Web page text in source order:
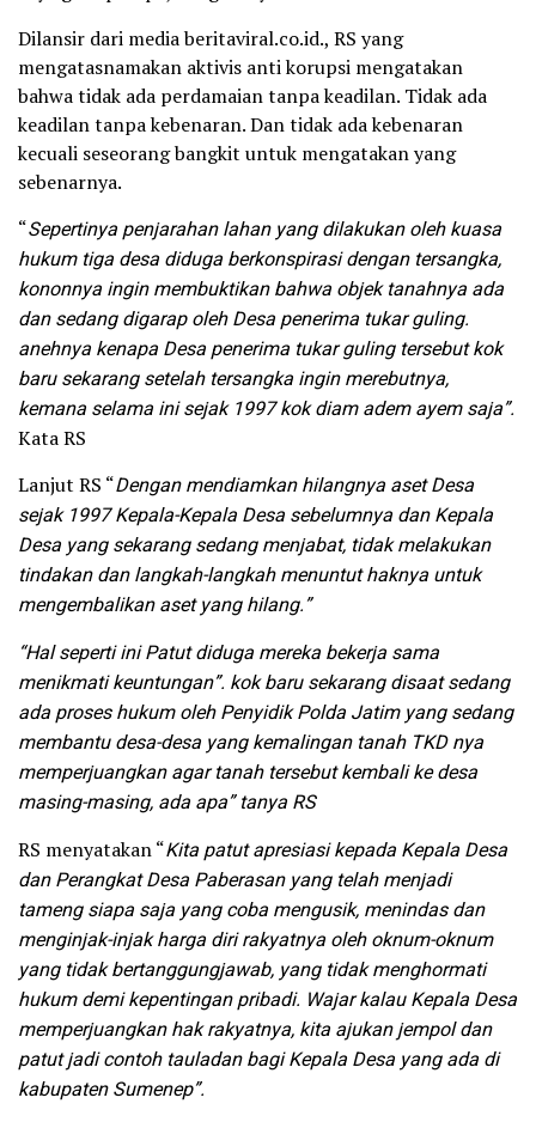
Dilansir dari media beritaviral.co.id., RS yang
mengatasnamakan aktivis anti korupsi mengatakan
bahwa tidak ada perdamaian tanpa keadilan. Tidak ada
keadilan tanpa kebenaran. Dan tidak ada kebenaran
kecuali seseorang bangkit untuk mengatakan yang
sebenarnya.
“Sepertinya penjarahan lahan yang dilakukan oleh kuasa
hukum tiga desa diduga berkonspirasi dengan tersangka,
kononnya ingin membuktikan bahwa objek tanahnya ada
dan sedang digarap oleh Desa penerima tukar guling.
anehnya kenapa Desa penerima tukar guling tersebut kok
baru sekarang setelah tersangka ingin merebutnya,
kemana selama ini sejak 1997 kok diam adem ayem saja”.
Kata RS
Lanjut RS “Dengan mendiamkan hilangnya aset Desa
sejak 1997 Kepala-Kepala Desa sebelumnya dan Kepala
Desa yang sekarang sedang menjabat, tidak melakukan
tindakan dan langkah-langkah menuntut haknya untuk
mengembalikan aset yang hilang.”
“Hal seperti ini Patut diduga mereka bekerja sama
menikmati keuntungan”. kok baru sekarang disaat sedang
ada proses hukum oleh Penyidik Polda Jatim yang sedang
membantu desa-desa yang kemalingan tanah TKD nya
memperjuangkan agar tanah tersebut kembali ke desa
masing-masing, ada apa” tanya RS
RS menyatakan “Kita patut apresiasi kepada Kepala Desa
dan Perangkat Desa Paberasan yang telah menjadi
tameng siapa saja yang coba mengusik, menindas dan
menginjak-injak harga diri rakyatnya oleh oknum-oknum
yang tidak bertanggungjawab, yang tidak menghormati
hukum demi kepentingan pribadi. Wajar kalau Kepala Desa
memperjuangkan hak rakyatnya, kita ajukan jempol dan
patut jadi contoh tauladan bagi Kepala Desa yang ada di
kabupaten Sumenep”.